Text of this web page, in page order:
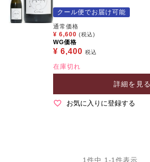
クール便でお届け可能
通常価格
¥ 6,600 (税込)
WG価格
¥ 6,400 税込
在庫切れ
詳細を見る
お気に入りに登録する
1 件中 1 -1件表示